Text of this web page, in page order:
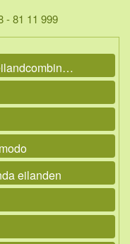
- 81 11 999
Indonesië, eilandcombinaties
eilanden